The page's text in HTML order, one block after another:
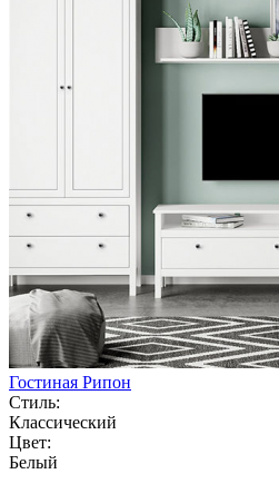
Гостиная Рипон
Стиль:
Классический
Цвет:
Белый